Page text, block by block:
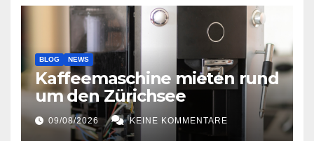
BLOG NEWS
Kaffeemaschine mieten rund
um den Zürichsee
09/08/2026 KEINE KOMMENTARE